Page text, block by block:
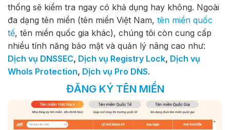
thống sẽ kiểm tra ngay có khả dụng hay không. Ngoài
đa dạng tên miền (tên miền Việt Nam, tên miền quốc
tế, tên miền quốc gia khác), chúng tôi còn cung cấp
nhiều tính năng bảo mật và quản lý nâng cao như:
Dịch vụ DNSSEC, Dịch vụ Registry Lock, Dịch vụ
WhoIs Protection, Dịch vụ Pro DNS.
ĐĂNG KÝ TÊN MIỀN